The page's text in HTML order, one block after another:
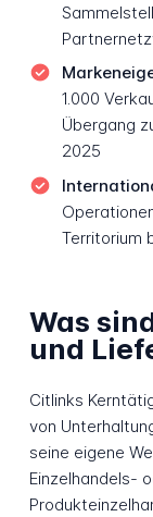
1.000
Übergang
2025
Territorium
Was
und
Citlinks
von
seine eigene
Einzelhandels-